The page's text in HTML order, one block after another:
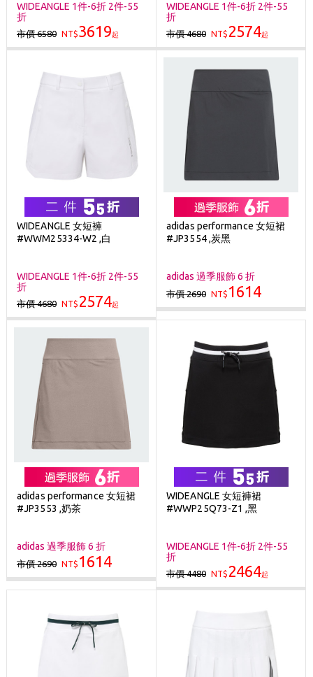
WIDEANGLE 1件-6折 2件-55
折
市價 6580 NT$3619起
WIDEANGLE 1件-6折 2件-55
折
市價 4680 NT$ 2574起
WIDEANGLE 女短褲
#WWM25334-W2 ,白
WIDEANGLE 1件-6折 2件-55
折
市價 4680 NT$ 2574起
adidas performance 女短裙
#JP3554 ,炭黑
adidas 過季服飾 6 折
市價 2690 NT$ 1614
adidas performance 女短裙
#JP3553 ,奶茶
adidas 過季服飾 6 折
市價 2690 NT$ 1614
WIDEANGLE 女短褲裙
#WWP25Q73-Z1 ,黑
WIDEANGLE 1件-6折 2件-55
折
市價 4480 NT$ 2464起